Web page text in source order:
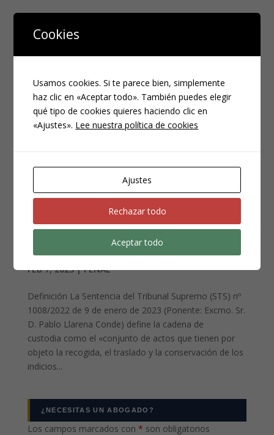
Breves notas sobre la
cadena de custodia en
el proceso penal.
FEB 7, 2023|PENAL
Definición La Sentencia del Tribunal Supremo (STS) nº
1008/2022 de 9 de enero de 2023 (Ponente: Excmo. Sr.
D. Pablo Llarena Conde) define la cadena de
custodia como el «conjunto de actos que tienen por
objeto la recogida, el traslado y la conservación de los
indicios...
¿NECESITAS UN ABOGADO?
Los campos marcados con * son obligatorios
Cookies
Usamos cookies. Si te parece bien, simplemente
haz clic en «Aceptar todo». También puedes elegir
qué tipo de cookies quieres haciendo clic en
«Ajustes». Lee nuestra política de cookies
Ajustes
Rechazar todo
Aceptar todo